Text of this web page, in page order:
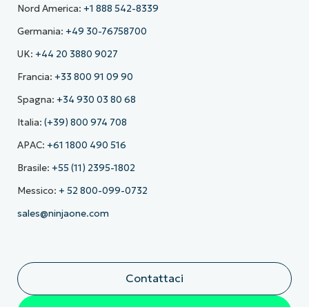
Nord America: +1 888 542-8339
Germania: +49 30-76758700
UK: +44 20 3880 9027
Francia: +33 800 91 09 90
Spagna: +34 930 03 80 68
Italia: (+39) 800 974 708
APAC: +61 1800 490 516
Brasile: +55 (11) 2395-1802
Messico: + 52 800-099-0732
sales@ninjaone.com
Contattaci